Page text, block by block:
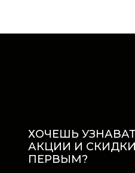
ХОЧЕШЬ
АКЦИИ И
ПЕРВЫМ?